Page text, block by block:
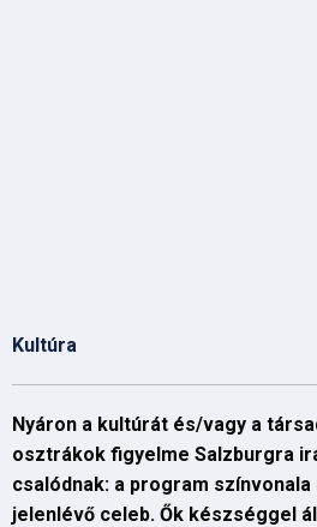
Kultúra
Nyáron a kultúrát és/vagy a
osztrákok figyelme Salzburgra
csalódnak: a program
jelenlévő celeb. Ők készséggel